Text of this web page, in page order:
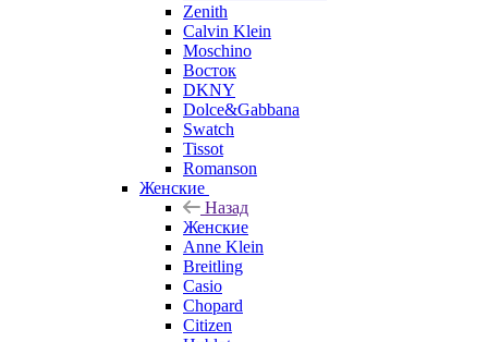
Zenith
Calvin Klein
Moschino
Восток
DKNY
Dolce&Gabbana
Swatch
Tissot
Romanson
Женские
Назад
Женские
Anne Klein
Breitling
Casio
Chopard
Citizen